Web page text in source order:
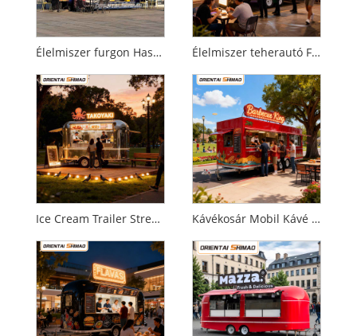
Élelmiszer furgon Használt élelmiszer teherautó Eladó Mobil Konyhai Vendéglátás Élelmiszer utánfutó Élelmiszer teherautó Élelmiszer teherautó Felszerelés Kereskedelmi Konyhai Felszerelés Vendéglátás Mobil Élelmiszer Utánfutó Élelmiszer teherautó
Ice Cream Trailer Street Food Mobile Catering Food Trailer Food Truck Kávékosár Mobil Kávé utánfutó Zárt elektromos kocsi Étterem Vendéglátás Élelmiszer utánfutó Üzleti Élelmiszer teherautó